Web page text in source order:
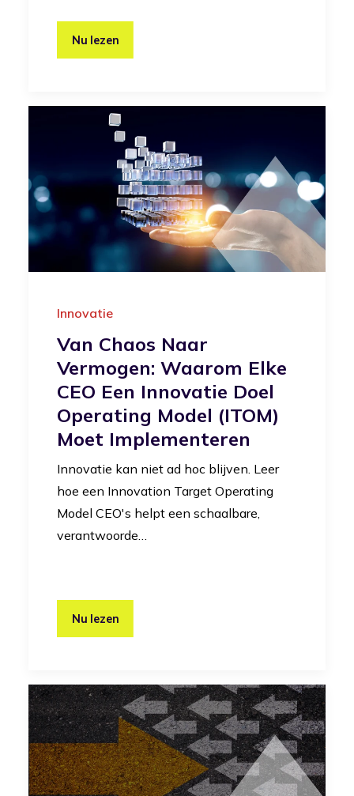
Nu lezen
Innovatie
Van Chaos Naar
Vermogen: Waarom Elke
CEO Een Innovatie Doel
Operating Model (iTOM)
Moet Implementeren
Innovatie kan niet ad hoc blijven. Leer
hoe een Innovation Target Operating
Model CEO's helpt een schaalbare,
verantwoorde…
Nu lezen